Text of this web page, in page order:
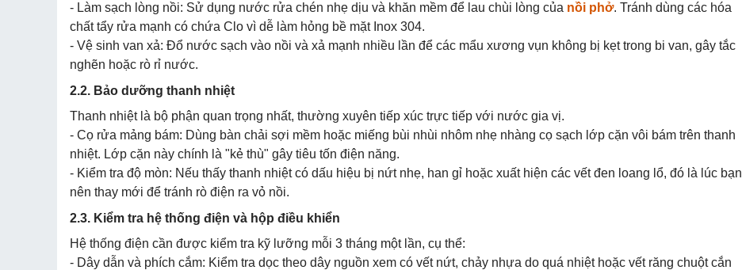
- Làm sạch lòng nồi: Sử dụng nước rửa chén nhẹ dịu và khăn mềm để lau chùi lòng của nồi phở. Tránh dùng các hóa
chất tẩy rửa mạnh có chứa Clo vì dễ làm hỏng bề mặt Inox 304.
- Vệ sinh van xả: Đổ nước sạch vào nồi và xả mạnh nhiều lần để các mẩu xương vụn không bị kẹt trong bi van, gây tắc
nghẽn hoặc rò rỉ nước.
2.2. Bảo dưỡng thanh nhiệt
Thanh nhiệt là bộ phận quan trọng nhất, thường xuyên tiếp xúc trực tiếp với nước gia vị.
- Cọ rửa mảng bám: Dùng bàn chải sợi mềm hoặc miếng bùi nhùi nhôm nhẹ nhàng cọ sạch lớp cặn vôi bám trên thanh
nhiệt. Lớp cặn này chính là "kẻ thù" gây tiêu tốn điện năng.
- Kiểm tra độ mòn: Nếu thấy thanh nhiệt có dấu hiệu bị nứt nhẹ, han gỉ hoặc xuất hiện các vết đen loang lổ, đó là lúc bạn
nên thay mới để tránh rò điện ra vỏ nồi.
2.3. Kiểm tra hệ thống điện và hộp điều khiển
Hệ thống điện cần được kiểm tra kỹ lưỡng mỗi 3 tháng một lần, cụ thể:
- Dây dẫn và phích cắm: Kiểm tra dọc theo dây nguồn xem có vết nứt, chảy nhựa do quá nhiệt hoặc vết răng chuột cắn